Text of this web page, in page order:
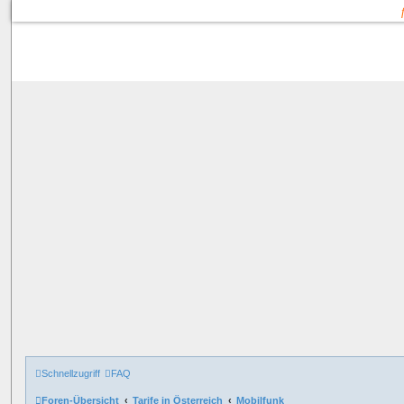
Schnellzugriff FAQ
Foren-Übersicht Tarife in Österreich Mobilfunk